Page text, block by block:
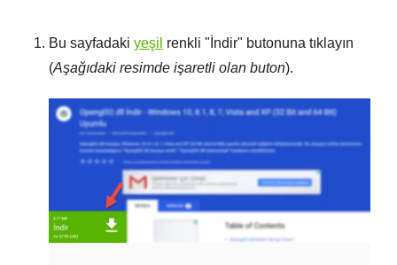
Bu sayfadaki yeşil renkli " İndir" butonuna tıklayın
(Aşağıdaki resimde işaretli olan buton).